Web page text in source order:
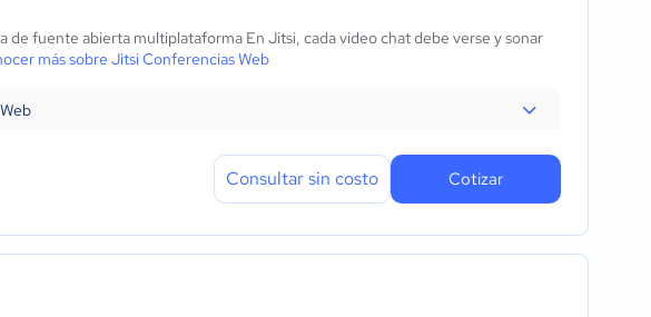
fuente abierta multiplataforma En Jitsi, cada video chat debe verse y sonar
más sobre Jitsi Conferencias Web
Consultar sin costo Cotizar